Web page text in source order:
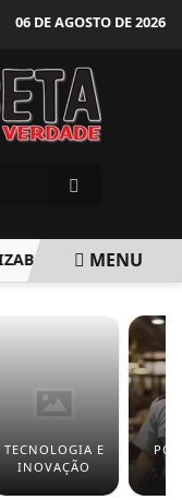
06 DE AGOSTO DE 2026
NOMURA, NO
MENU
TECNOLOGIA E
INOVAÇÃO